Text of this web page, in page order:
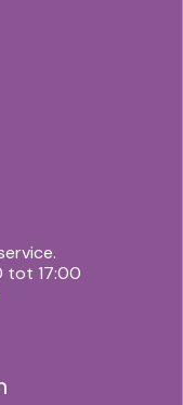
tot 17:00